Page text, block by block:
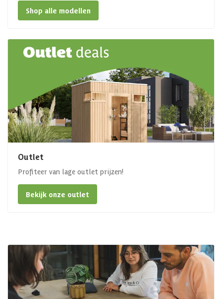
Shop alle modellen
Outlet
Profiteer van lage outlet prijzen!
Bekijk onze outlet